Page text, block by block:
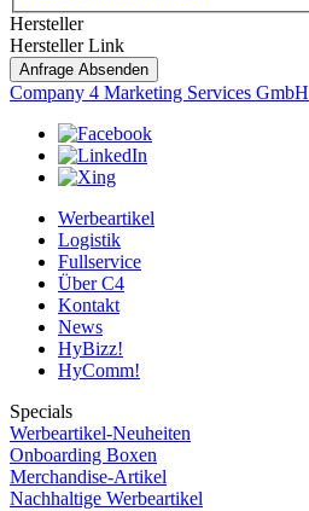
Hersteller
Hersteller Link
Anfrage Absenden
Company 4 Marketing Services GmbH
Werbeartikel
Logistik
Fullservice
Über C4
Kontakt
News
HyBizz!
HyComm!
Specials
Werbeartikel-Neuheiten
Onboarding Boxen
Merchandise-Artikel
Nachhaltige Werbeartikel